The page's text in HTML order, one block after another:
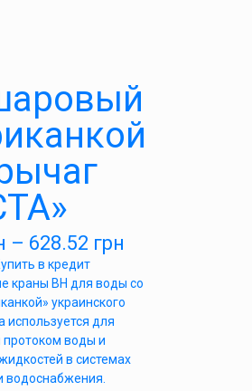
– 628.52 грн
в кредит
краны ВН для воды со
украинского
используется для
протоком воды и
в системах
водоснабжения.